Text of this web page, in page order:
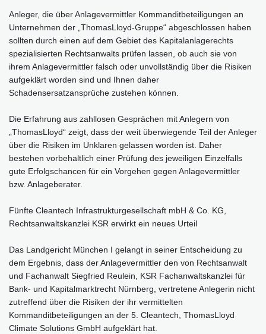
Anleger, die über Anlagevermittler Kommanditbeteiligungen an
Unternehmen der „ThomasLloyd-Gruppe“ abgeschlossen haben
sollten durch einen auf dem Gebiet des Kapitalanlagerechts
spezialisierten Rechtsanwalts prüfen lassen, ob auch sie von
ihrem Anlagevermittler falsch oder unvollständig über die Risiken
aufgeklärt worden sind und Ihnen daher
Schadensersatzansprüche zustehen können.
Die Erfahrung aus zahllosen Gesprächen mit Anlegern von
„ThomasLloyd“ zeigt, dass der weit überwiegende Teil der Anleger
über die Risiken im Unklaren gelassen worden ist. Daher
bestehen vorbehaltlich einer Prüfung des jeweiligen Einzelfalls
gute Erfolgschancen für ein Vorgehen gegen Anlagevermittler
bzw. Anlageberater.
Fünfte Cleantech Infrastrukturgesellschaft mbH & Co. KG,
Rechtsanwaltskanzlei KSR erwirkt ein neues Urteil
Das Landgericht München I gelangt in seiner Entscheidung zu
dem Ergebnis, dass der Anlagevermittler den von Rechtsanwalt
und Fachanwalt Siegfried Reulein, KSR Fachanwaltskanzlei für
Bank- und Kapitalmarktrecht Nürnberg, vertretene Anlegerin nicht
zutreffend über die Risiken der ihr vermittelten
Kommanditbeteiligungen an der 5. Cleantech, ThomasLloyd
Climate Solutions GmbH aufgeklärt hat.